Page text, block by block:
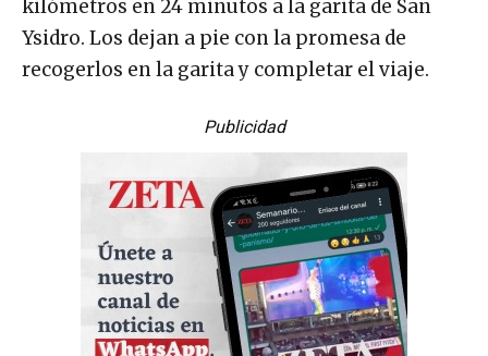
kilómetros en 24 minutos a la garita de San
Ysidro. Los dejan a pie con la promesa de
recogerlos en la garita y completar el viaje.
Publicidad